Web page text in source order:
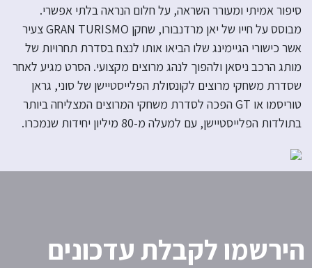
סיפור אמיתי ומעורר השראה, על חלום הנראה בלתי אפשרי.
מבוסס על חייו של יאן מרדנבורו, שחקן GRAN TURISMO צעיר
אשר כישורי הגיימינג שלו הביאו אותו לנצח בסדרת תחרויות של
מותג הרכב ניסאן ולהפוך לנהג מרוצים מקצועי. הסרט מגיע לאחר
שסדרת משחקי מרוצים לקונסולת הפלייסטיישן של סוני, גראן
טוריסמו או GT הפכה לסדרת משחקי המרוצים המצליחה ביותר
בתולדות הפלייסטיישן, עם למעלה מ-80 מיליון יחידות שנמכרו.
הירשמו לקבלת עדכונים